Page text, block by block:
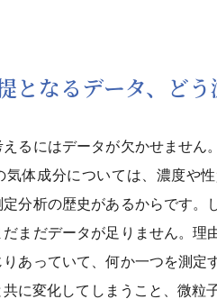
となるデータ、どう
るにはデータが欠かせません
気体成分については、濃度や
分析の歴史があるからです。
だまだデータが足りません。理
あっていて、何か一つを測定
に変化してしまうこと、微粒